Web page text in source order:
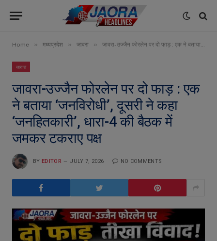
Home » मध्यप्रदेश » जावरा » जावरा-उज्जैन फोरलेन पर दो फाड़ : एक ने बताया ‘जनविरोधी’, दूसरी ने कहा ‘जनहितकारी’, धारा-4 की बैठक में जमकर टकराए पक्ष
जावरा
जावरा-उज्जैन फोरलेन पर दो फाड़ : एक
ने बताया ‘जनविरोधी’, दूसरी ने कहा
‘जनहितकारी’, धारा-4 की बैठक में
जमकर टकराए पक्ष
BY EDITOR JULY 7, 2026 NO COMMENTS